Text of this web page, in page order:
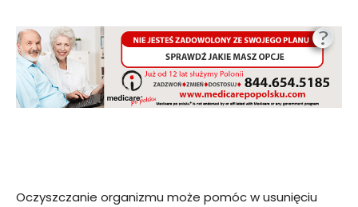
Oczyszczanie organizmu może pomóc w usunięciu